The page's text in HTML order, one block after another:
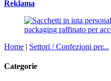
Reklama
Home | Settori / Confezioni per...
Categorie